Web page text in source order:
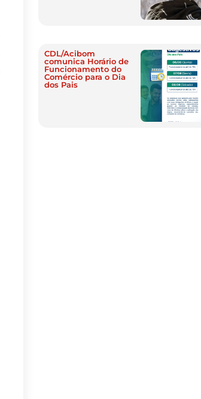
CDL/Acibom
comunica Horário de
Funcionamento do
Comércio para o Dia
dos Pais